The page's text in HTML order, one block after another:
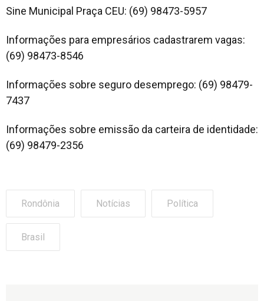
Sine Municipal Praça CEU: (69) 98473-5957
Informações para empresários cadastrarem vagas:
(69) 98473-8546
Informações sobre seguro desemprego: (69) 98479-
7437
Informações sobre emissão da carteira de identidade:
(69) 98479-2356
Rondônia Notícias Política
Brasil